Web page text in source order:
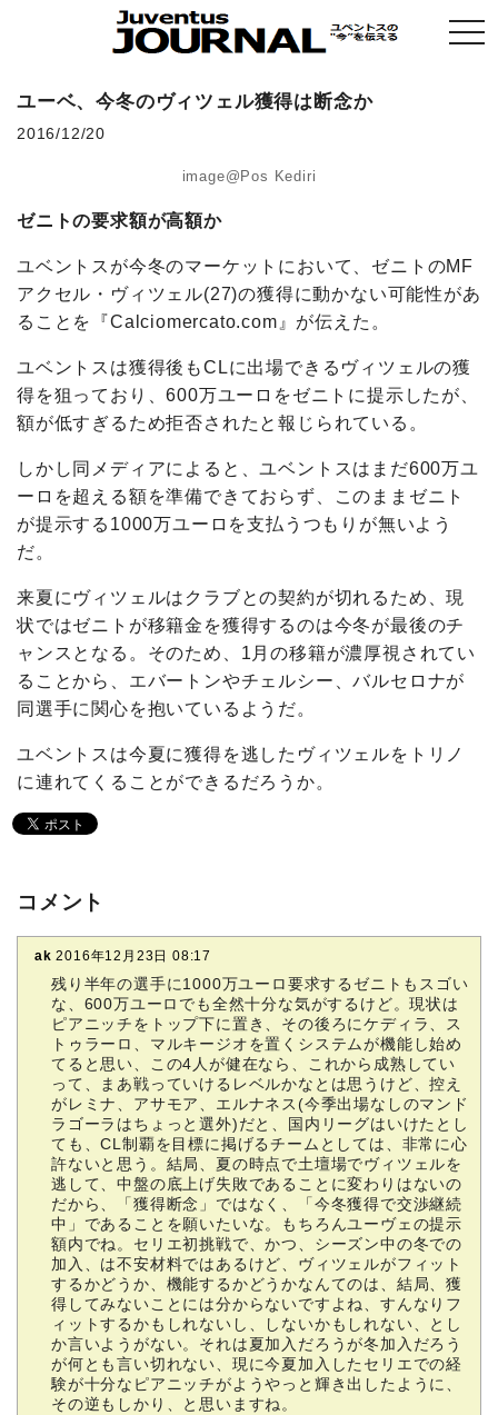
ユーベ、今冬のヴィツェル獲得は断念か
2016/12/20
image@Pos Kediri
ゼニトの要求額が高額か
ユベントスが今冬のマーケットにおいて、ゼニトのMF
アクセル・ヴィツェル(27)の獲得に動かない可能性があ
ることを『Calciomercato.com』が伝えた。
ユベントスは獲得後もCLに出場できるヴィツェルの獲
得を狙っており、600万ユーロをゼニトに提示したが、
額が低すぎるため拒否されたと報じられている。
しかし同メディアによると、ユベントスはまだ600万ユ
ーロを超える額を準備できておらず、このままゼニト
が提示する1000万ユーロを支払うつもりが無いよう
だ。
来夏にヴィツェルはクラブとの契約が切れるため、現
状ではゼニトが移籍金を獲得するのは今冬が最後のチ
ャンスとなる。そのため、1月の移籍が濃厚視されてい
ることから、エバートンやチェルシー、バルセロナが
同選手に関心を抱いているようだ。
ユベントスは今夏に獲得を逃したヴィツェルをトリノ
に連れてくることができるだろうか。
コメント
ak 2016年12月23日 08:17
残り半年の選手に1000万ユーロ要求するゼニトもスゴい
な、600万ユーロでも全然十分な気がするけど。現状は
ピアニッチをトップ下に置き、その後ろにケディラ、ス
トゥラーロ、マルキージオを置くシステムが機能し始め
てると思い、この4人が健在なら、これから成熟してい
って、まあ戦っていけるレベルかなとは思うけど、控え
がレミナ、アサモア、エルナネス(今季出場なしのマンド
ラゴーラはちょっと選外)だと、国内リーグはいけたとし
ても、CL制覇を目標に掲げるチームとしては、非常に心
許ないと思う。結局、夏の時点で土壇場でヴィツェルを
逃して、中盤の底上げ失敗であることに変わりはないの
だから、「獲得断念」ではなく、「今冬獲得で交渉継続
中」であることを願いたいな。もちろんユーヴェの提示
額内でね。セリエ初挑戦で、かつ、シーズン中の冬での
加入、は不安材料ではあるけど、ヴィツェルがフィット
するかどうか、機能するかどうかなんてのは、結局、獲
得してみないことには分からないですよね、すんなりフ
ィットするかもしれないし、しないかもしれない、とし
か言いようがない。それは夏加入だろうが冬加入だろう
が何とも言い切れない、現に今夏加入したセリエでの経
験が十分なピアニッチがようやっと輝き出したように、
その逆もしかり、と思いますね。